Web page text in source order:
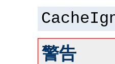
警告